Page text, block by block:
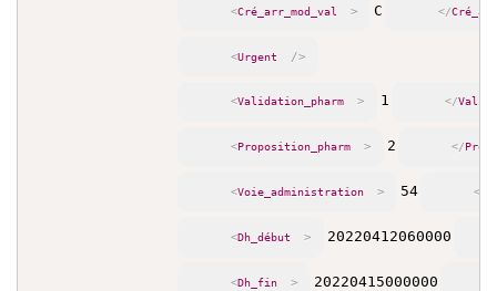
<Cré_arr_mod_val > C </
<Urgent />
<Validation_pharm > 1 </
<Proposition_pharm > 2 </
<Voie_administration > 54 </
<Dh_début > 20220412060000
<Dh_fin > 20220415000000